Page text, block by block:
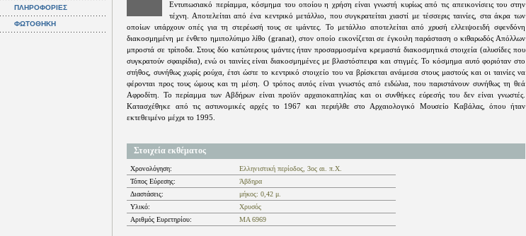
ΠΛΗΡΟΦΟΡΙΕΣ
ΦΩΤΟΘΗΚΗ
Εντυπωσιακό περίαμμα, κόσμημα του οποίου η χρήση είναι γνωστή κυρίως από τις απεικονίσεις του στην
τέχνη. Αποτελείται από ένα κεντρικό μετάλλιο, που συγκρατείται χιαστί με τέσσερις ταινίες, στα άκρα των
οποίων υπάρχουν οπές για τη στερέωσή τους σε ιμάντες. Το μετάλλιο αποτελείται από χρυσή ελλειψοειδή σφενδόνη
διακοσμημένη με ένθετο ημιπολύτιμο λίθο (granat), στον οποίο εικονίζεται σε έγκοιλη παράσταση ο κιθαρωδός Απόλλων
μπροστά σε τρίποδα. Στους δύο κατώτερους ιμάντες ήταν προσαρμοσμένα κρεμαστά διακοσμητικά στοιχεία (αλυσίδες που
συγκρατούν σφαιρίδια), ενώ οι ταινίες είναι διακοσμημένες με βλαστόσπειρα και στιγμές. Το κόσμημα αυτό φοριόταν στο
στήθος, συνήθως χωρίς ρούχα, έτσι ώστε το κεντρικό στοιχείο του να βρίσκεται ανάμεσα στους μαστούς και οι ταινίες να
φέρονται προς τους ώμους και τη μέση. Ο τρόπος αυτός είναι γνωστός από ειδώλια, που παριστάνουν συνήθως τη θεά
Αφροδίτη. Το περίαμμα των Αβδήρων είναι προϊόν αρχαιοκαπηλίας και οι συνθήκες εύρεσής του δεν είναι γνωστές.
Κατασχέθηκε από τις αστυνομικές αρχές το 1967 και περιήλθε στο Αρχαιολογικό Μουσείο Καβάλας, όπου ήταν
εκτεθειμένο μέχρι το 1995.
Στοιχεία εκθέματος
Χρονολόγηση:
Ελληνιστική περίοδος, 3ος αι. π.Χ.
Τόπος Εύρεσης:
Άβδηρα
Διαστάσεις:
μήκος: 0,42 μ.
Υλικό:
Χρυσός
Αριθμός Ευρετηρίου:
ΜΑ 6969